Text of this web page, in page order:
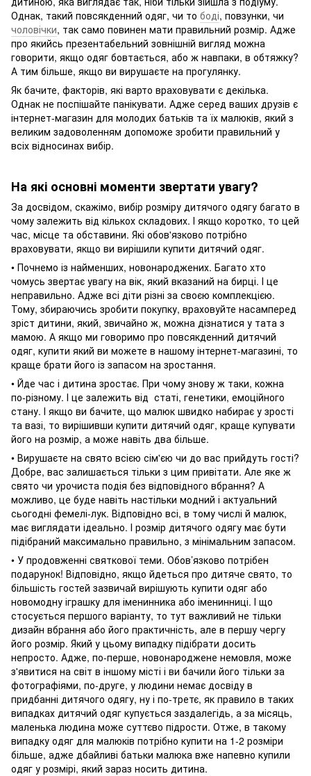
Однак, такий повсякденний одяг, чи то боді, повзунки, чи
чоловічки, так само повинен мати правильний розмір. Адже
про якийсь презентабельний зовнішній вигляд можна
говорити, якщо одяг бовтається, або ж навпаки, в обтяжку?
А тим більше, якщо ви вирушаєте на прогулянку.
Як бачите, факторів, які варто враховувати є декілька.
Однак не поспішайте панікувати. Адже серед ваших друзів є
інтернет-магазин для молодих батьків та їх малюків, який з
великим задоволенням допоможе зробити правильний у
всіх відносинах вибір.
На які основні моменти звертати увагу?
За досвідом, скажімо, вибір розміру дитячого одягу багато в
чому залежить від кількох складових. І якщо коротко, то цей
час, місце та обставини. Які обов'язково потрібно
враховувати, якщо ви вирішили купити дитячий одяг.
• Почнемо із найменших, новонароджених. Багато хто
чомусь звертає увагу на вік, який вказаний на бирці. І це
неправильно. Адже всі діти різні за своєю комплекцією.
Тому, збираючись зробити покупку, враховуйте насамперед
зріст дитини, який, звичайно ж, можна дізнатися у тата з
мамою. А якщо ми говоримо про повсякденний дитячий
одяг, купити який ви можете в нашому інтернет-магазині, то
краще брати його із запасом на зростання.
• Йде час і дитина зростає. При чому знову ж таки, кожна
по-різному. І це залежить від статі, генетики, емоційного
стану. І якщо ви бачите, що малюк швидко набирає у зрості
та вазі, то вирішивши купити дитячий одяг, краще купувати
його на розмір, а може навіть два більше.
• Вирушаєте на свято всією сім'єю чи до вас прийдуть гості?
Добре, вас залишається тільки з цим привітати. Але яке ж
свято чи урочиста подія без відповідного вбрання? А
можливо, це буде навіть настільки модний і актуальний
сьогодні фемелі-лук. Відповідно всі, в тому числі й малюк,
має виглядати ідеально. І розмір дитячого одягу має бути
підібраний максимально правильно, з мінімальним запасом.
• У продовженні святкової теми. Обов’язково потрібен
подарунок! Відповідно, якщо йдеться про дитяче свято, то
більшість гостей зазвичай вирішують купити одяг або
новомодну іграшку для іменинника або іменинниці. І що
стосується першого варіанту, то тут важливий не тільки
дизайн вбрання або його практичність, але в першу чергу
його розмір. Який у цьому випадку підібрати досить
непросто. Адже, по-перше, новонароджене немовля, може
з'явитися на світ в іншому місті і ви бачили його тільки за
фотографіями, по-друге, у людини немає досвіду в
придбанні дитячого одягу, ну і по-третє, як правило в таких
випадках дитячий одяг купується заздалегідь, а за місяць,
маленька людина може суттєво підрости. Отже, в такому
випадку одяг для малюків потрібно купити на 1-2 розміри
більше, адже дбайливі батьки малюка вже напевно купили
одяг у розмірі, який зараз носить дитина.